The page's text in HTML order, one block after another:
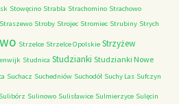
Stowęcino Strabla Strachomino Strachowo
Straszewo Stroby Strojec Stromiec Strubiny Strych
Strzelce Strzelce Opolskie Strzyżew
Studnica Studzianki Studzianki Nowe
Suchacz Suchedniów Suchodół Suchy Las Sufczyn
Sulibórz Sulinowo Sulisławice Sulmierzyce Sulęcin